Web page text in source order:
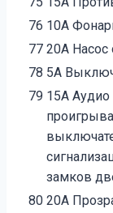
76 10А
77 20А
78 5А
79 15А Аудио
замков
80 20А